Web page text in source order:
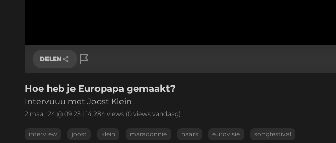
DELEN
Link kopiëren
Hoe heb je Europapa gemaakt?
Intervuuu met Joost Klein
2 maa. '24 @ 09:25 | 14.284 views (0 views vandaag)
interview joost klein maradonnie haars eurovisie songfestival